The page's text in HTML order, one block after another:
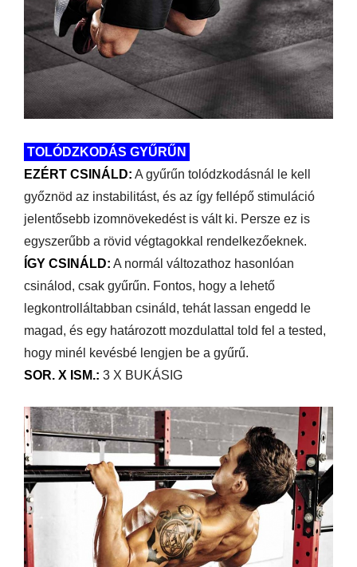
TOLÓDZKODÁS GYŰRŰN
EZÉRT CSINÁLD: A gyűrűn tolódzkodásnál le kell
győznöd az instabilitást, és az így fellépő stimuláció
jelentősebb izomnövekedést is vált ki. Persze ez is
egyszerűbb a rövid végtagokkal rendelkezőeknek.
ÍGY CSINÁLD: A normál változathoz hasonlóan
csinálod, csak gyűrűn. Fontos, hogy a lehető
legkontrolláltabban csináld, tehát lassan engedd le
magad, és egy határozott mozdulattal told fel a tested,
hogy minél kevésbé lengjen be a gyűrű.
SOR. X ISM.: 3 X BUKÁSIG